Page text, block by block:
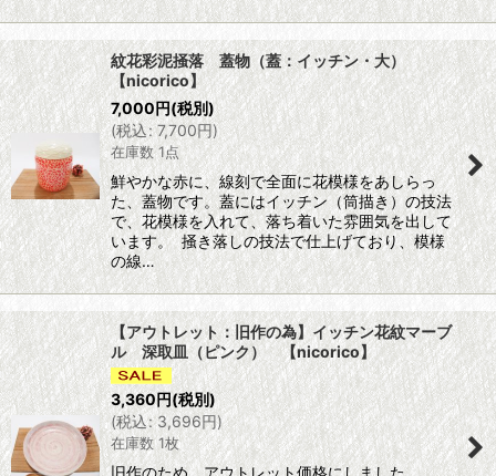
紋花彩泥掻落 蓋物（蓋：イッチン・大）
【nicorico】
7,000円(税別)
(税込: 7,700円)
在庫数 1点
鮮やかな赤に、線刻で全面に花模様をあしらっ
た、蓋物です。蓋にはイッチン（筒描き）の技法
で、花模様を入れて、落ち着いた雰囲気を出して
います。 掻き落しの技法で仕上げており、模様
の線…
【アウトレット：旧作の為】イッチン花紋マーブ
ル 深取皿（ピンク） 【nicorico】
3,360円(税別)
(税込: 3,696円)
在庫数 1枚